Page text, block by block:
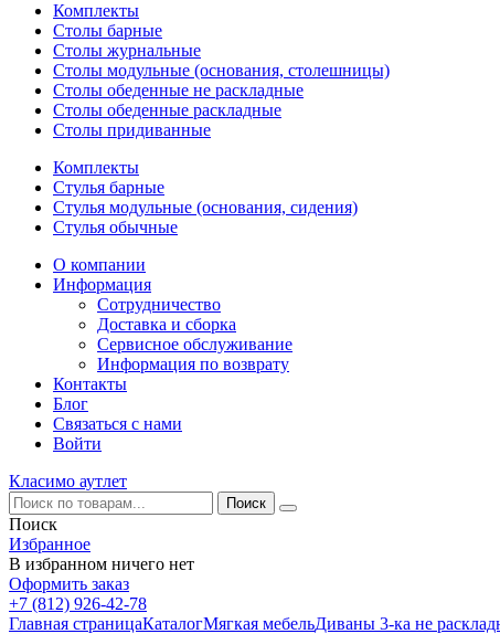
Комплекты
Столы барные
Столы журнальные
Столы модульные (основания, столешницы)
Столы обеденные не раскладные
Столы обеденные раскладные
Столы придиванные
Комплекты
Стулья барные
Стулья модульные (основания, сидения)
Стулья обычные
О компании
Информация
Сотрудничество
Доставка и сборка
Сервисное обслуживание
Информация по возврату
Контакты
Блог
Связаться с нами
Войти
Класимо аутлет
Поиск
Избранное
В избранном ничего нет
Оформить заказ
+7 (812) 926-42-78
Главная страницаКаталогМягкая мебельДиваны 3-ка не